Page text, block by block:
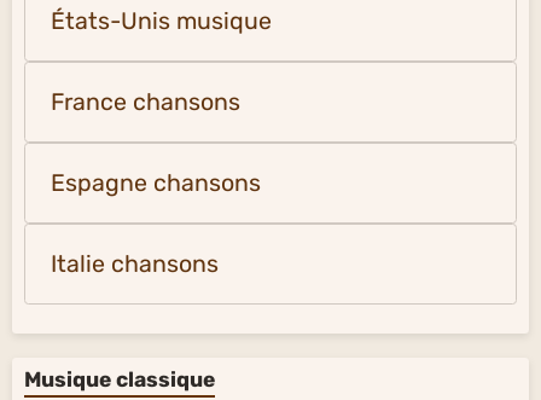
États-Unis musique
France chansons
Espagne chansons
Italie chansons
Musique classique